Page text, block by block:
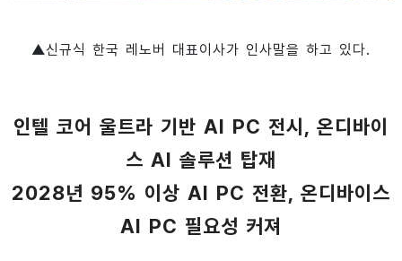
▲신규식 한국 레노버 대표이사가 인사말을 하고 있다.
인텔 코어 울트라 기반 AI PC 전시, 온디바이
스 AI 솔루션 탑재
2028년 95% 이상 AI PC 전환, 온디바이스
AI PC 필요성 커져